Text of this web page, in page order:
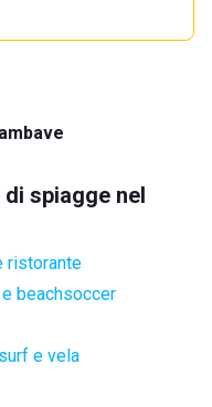
spiagge nel
ristorante
beachsoccer
e vela